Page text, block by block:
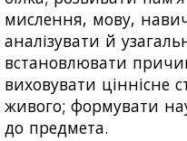
мислення, мову,
аналізувати й
встановлювати
виховувати ціннісне
живого; формувати
до предмета.